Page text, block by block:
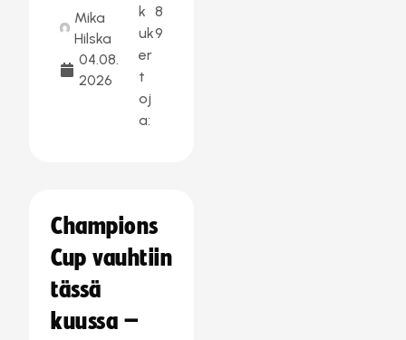
Mika
Hilska
04.08.
2026
k
uk
er
t
oj
a:
8
9
Champions
Cup vauhtiin
tässä
kuussa –